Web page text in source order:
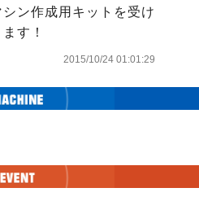
ン作成用キットを受け
す！
2015/10/24 01:01:29